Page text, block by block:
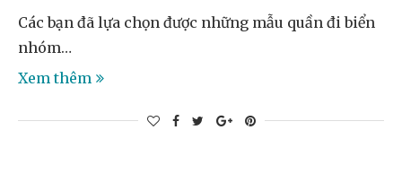
Các bạn đã lựa chọn được những mẫu quần đi biển
nhóm…
Xem thêm